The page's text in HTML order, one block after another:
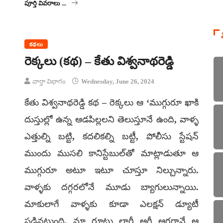
పూర్తి వివరాలు ...
కథలు
రెక్కలు (కథ) – కేతు విశ్వనాథరెడ్డి
వార్తా విభాగం Wednesday, June 26, 2024
కేతు విశ్వనాథరెడ్డి కథ – రెక్కలు ఆ ‘ముగ్గురూ ఖాకి
దుస్తుల్లో ఉన్న ఆడపిల్లలని తెలుస్తూనే ఉంది, వాళ్ళ
ఎత్తుల్ని బట్టి, కదలికల్ని బట్టీ, పోలీసు స్టేషన్‌
ముందు ముసలి కానిస్టేబుల్‌తో మాట్లాడుతూ ఆ
ముగ్గురూ అటూ ఇటూ చూస్తూ నిల్చున్నారు.
వాళ్ళకు దగ్గరలోనే మూడు బ్యాగులున్నాయి.
మాకులాగే వాళ్ళకు కూడా ఎలక్షన్‌ డ్యూటీ
పడినట్లుంది. మా రూటు లారీ ఆగీ ఆగగానే ఆ